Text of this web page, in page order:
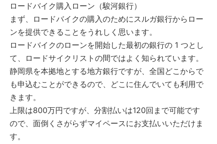
ロードバイク購入ローン（駿河銀行）
まず、ロードバイクの購入のためにスルガ銀行からロー
ンを提供できることをうれしく思います。
ロードバイクのローンを開始した最初の銀行の 1 つとし
て、ロードサイクリストの間ではよく知られています。
静岡県を本拠地とする地方銀行ですが、全国どこからで
も申込むことができるので、どこに住んでいても利用で
きます。
上限は800万円ですが、分割払いは120回まで可能です
ので、面倒くさがらずマイペースにお支払いいただけま
す。